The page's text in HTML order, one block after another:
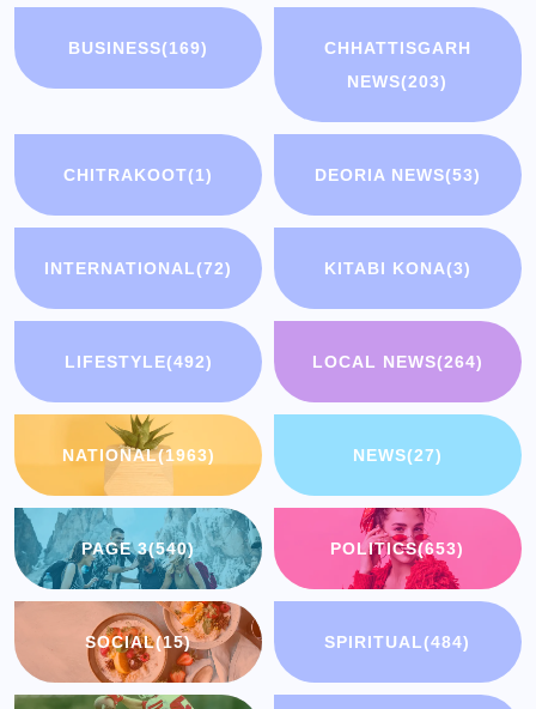
BUSINESS(169)
CHHATTISGARH
NEWS(203)
CHITRAKOOT(1) DEORIA NEWS(53)
INTERNATIONAL(72) KITABI KONA(3)
LIFESTYLE(492) LOCAL NEWS(264)
NATIONAL(1963) NEWS(27)
PAGE 3(540) POLITICS(653)
SOCIAL(15) SPIRITUAL(484)